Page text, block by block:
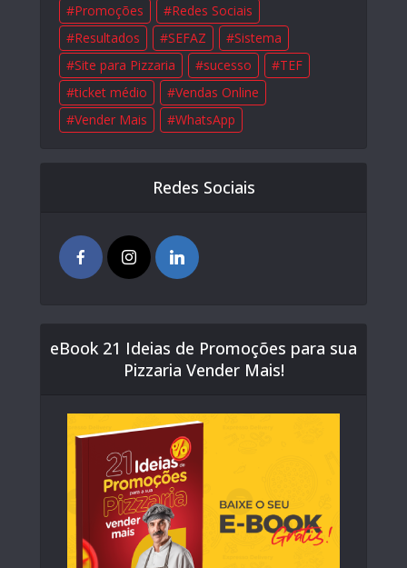
Promoções
Redes Sociais
Resultados
SEFAZ
Sistema
Site para Pizzaria
sucesso
TEF
ticket médio
Vendas Online
Vender Mais
WhatsApp
Redes Sociais
eBook 21 Ideias de Promoções para sua
Pizzaria Vender Mais!